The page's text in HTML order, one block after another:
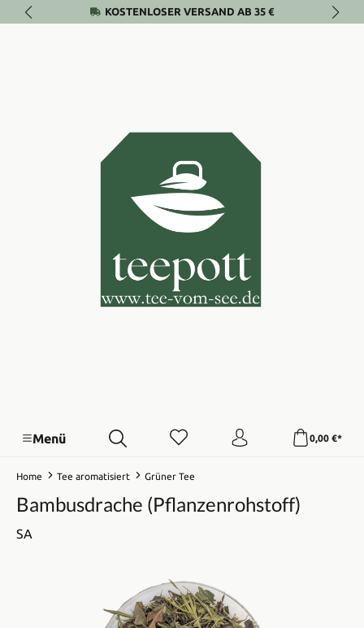
Zum Hauptinhalt springenKOSTENLOSER VERSAND AB 35 €
Menü 0,00 €*
Home Tee aromatisiert Grüner Tee
Bambusdrache (Pflanzenrohstoff)
SA
Bildergalerie überspringen